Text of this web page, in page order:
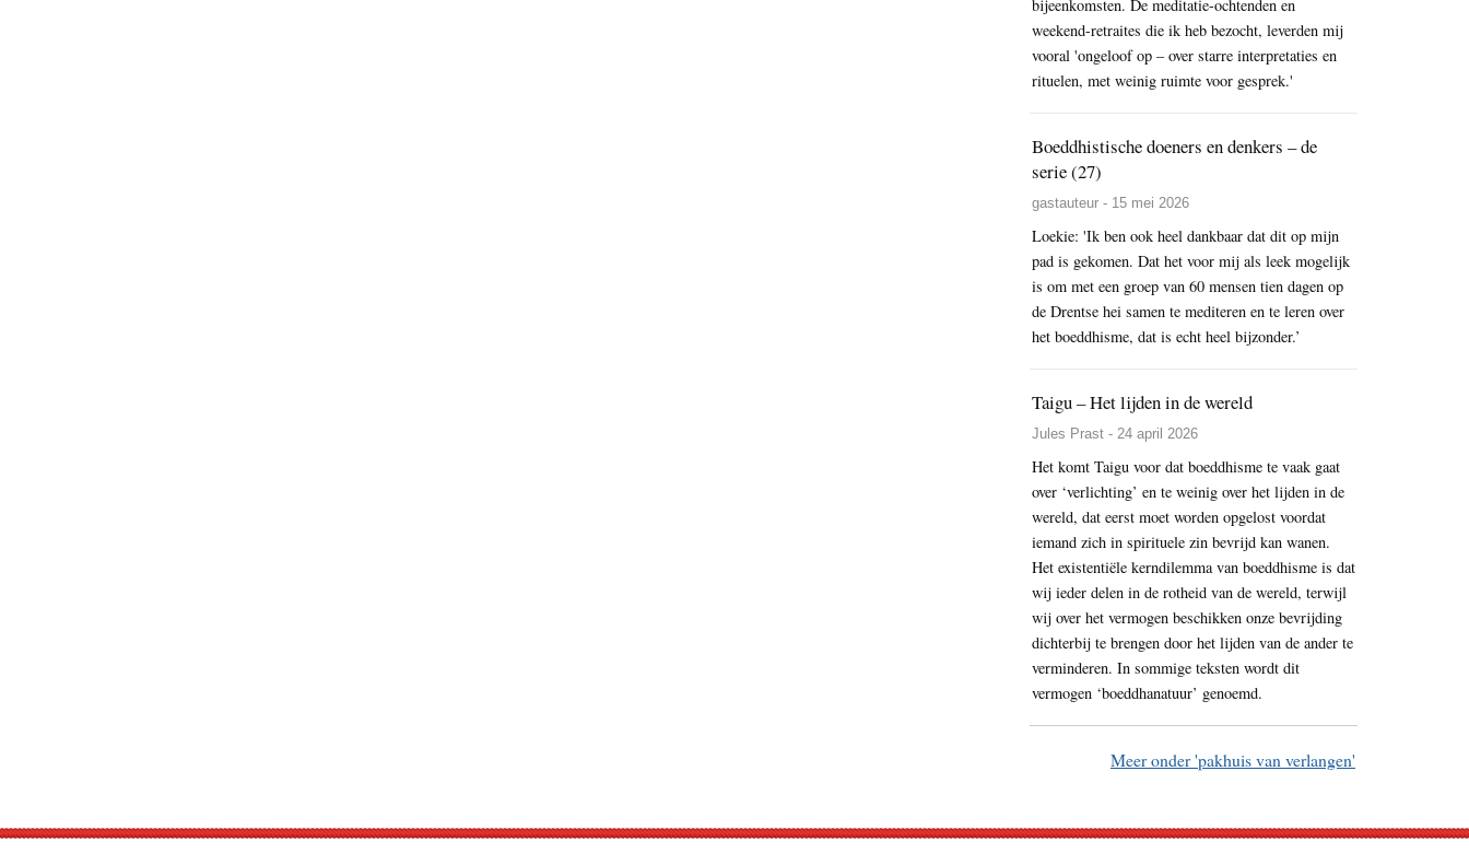
bijeenkomsten. De meditatie-ochtenden en
weekend-retraites die ik heb bezocht, leverden mij
vooral 'ongeloof op – over starre interpretaties en
rituelen, met weinig ruimte voor gesprek.'
Boeddhistische doeners en denkers – de
serie (27)
gastauteur - 15 mei 2026
Loekie: 'Ik ben ook heel dankbaar dat dit op mijn
pad is gekomen. Dat het voor mij als leek mogelijk
is om met een groep van 60 mensen tien dagen op
de Drentse hei samen te mediteren en te leren over
het boeddhisme, dat is echt heel bijzonder.’
Taigu – Het lijden in de wereld
Jules Prast - 24 april 2026
Het komt Taigu voor dat boeddhisme te vaak gaat
over ‘verlichting’ en te weinig over het lijden in de
wereld, dat eerst moet worden opgelost voordat
iemand zich in spirituele zin bevrijd kan wanen.
Het existentiële kerndilemma van boeddhisme is dat
wij ieder delen in de rotheid van de wereld, terwijl
wij over het vermogen beschikken onze bevrijding
dichterbij te brengen door het lijden van de ander te
verminderen. In sommige teksten wordt dit
vermogen ‘boeddhanatuur’ genoemd.
Meer onder 'pakhuis van verlangen'